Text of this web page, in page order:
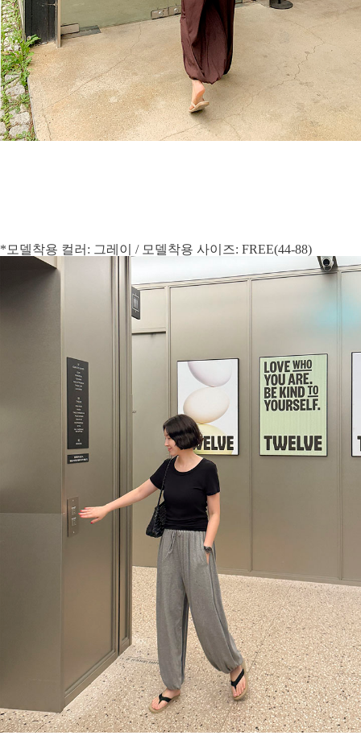
*모델착용 컬러: 그레이 / 모델착용 사이즈: FREE(44-88)